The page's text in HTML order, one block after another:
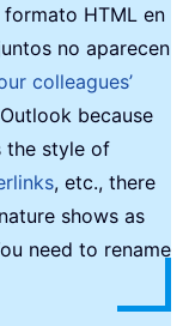
HTML en
no aparecen
colleagues’
because
the style of
, etc., there
shows as
need to rename